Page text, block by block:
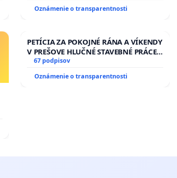
Oznámenie o transparentnosti
PETÍCIA ZA POKOJNÉ RÁNA A VÍKENDY
V PREŠOVE HLUČNÉ STAVEBNÉ PRÁCE
V SOBOTU LEN OD 9.00 DO 13.00
HOD., CEZ PRACOVNÝ TÝŽDEŇ CIEĽ
8.00 – 18.00 HOD. A PRAVIDELNÁ
67 podpisov
Oznámenie o transparentnosti